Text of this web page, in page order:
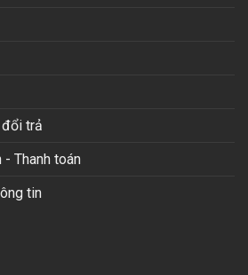
đổi trả
- Thanh toán
tin